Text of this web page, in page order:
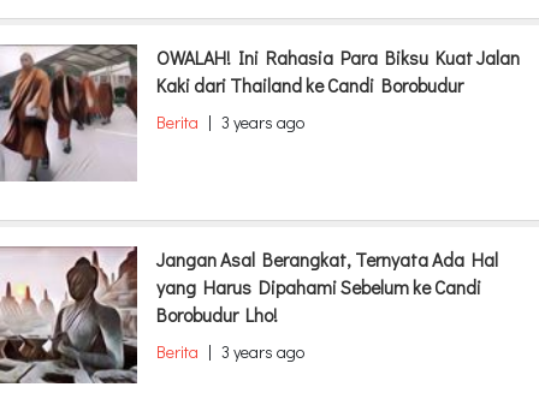
OWALAH! Ini Rahasia Para Biksu Kuat Jalan
Kaki dari Thailand ke Candi Borobudur
Berita | 3 years ago
Jangan Asal Berangkat, Ternyata Ada Hal
yang Harus Dipahami Sebelum ke Candi
Borobudur Lho!
Berita | 3 years ago